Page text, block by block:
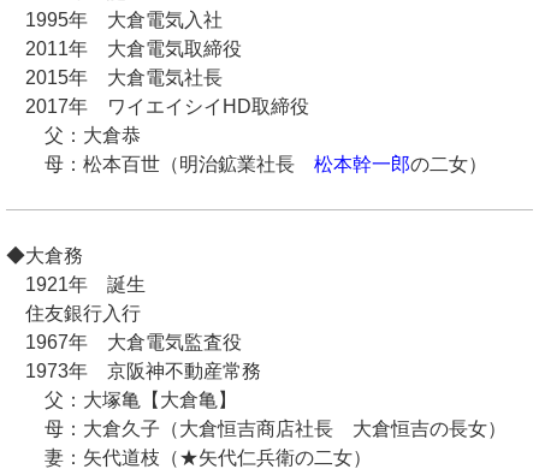
1995年 大倉電気入社
2011年 大倉電気取締役
2015年 大倉電気社長
2017年 ワイエイシイHD取締役
父：大倉恭
母：松本百世（明治鉱業社長 松本幹一郎の二女）
◆大倉務
1921年 誕生
住友銀行入行
1967年 大倉電気監査役
1973年 京阪神不動産常務
父：大塚亀【大倉亀】
母：大倉久子（大倉恒吉商店社長 大倉恒吉の長女）
妻：矢代道枝（★矢代仁兵衛の二女）